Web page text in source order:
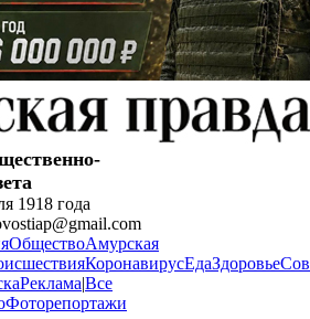
1918 года
ОбществоАмурская
КоронавирусЕдаЗдоровье
Реклама|Все
Фоторепортажи